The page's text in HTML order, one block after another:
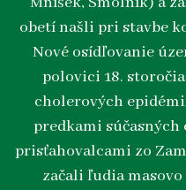
obetí našli pri stavbe
Nové osídľovanie
polovici 18.
cholerových
predkami súčasných
prisťahovalcami zo
začali ľudia